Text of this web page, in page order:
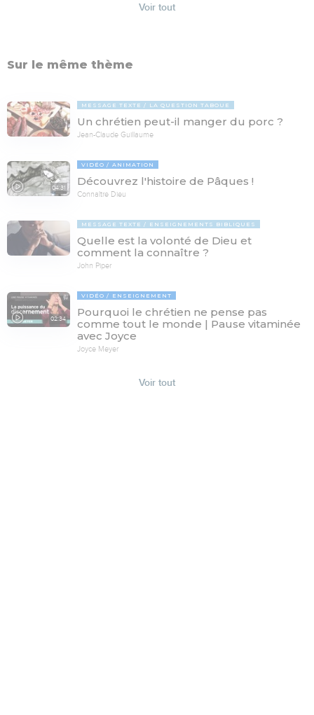
Voir tout
Sur le même thème
MESSAGE TEXTE LA QUESTION TABOUE
Un chrétien peut-il manger du porc ?
Jean-Claude Guillaume
04:31
VIDÉO ANIMATION
Découvrez l'histoire de Pâques !
Connaître Dieu
MESSAGE TEXTE ENSEIGNEMENTS BIBLIQUES
Quelle est la volonté de Dieu et
comment la connaître ?
John Piper
02:34
VIDÉO ENSEIGNEMENT
Pourquoi le chrétien ne pense pas
comme tout le monde | Pause vitaminée
avec Joyce
Joyce Meyer
Voir tout